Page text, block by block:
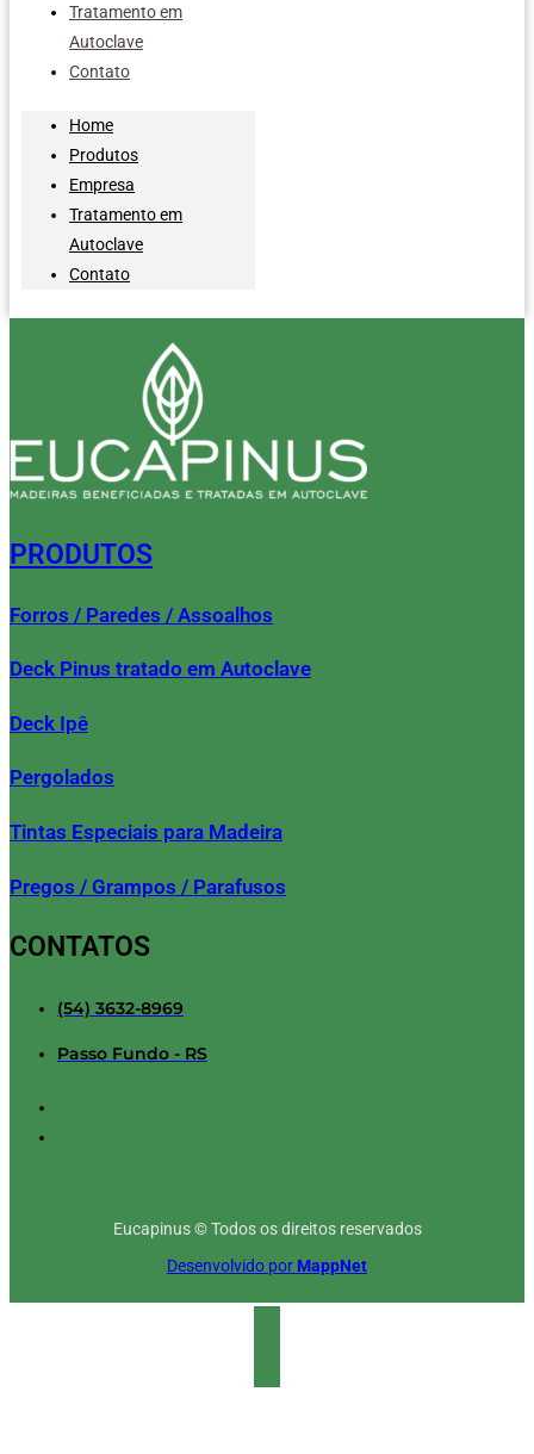
Tratamento em
Autoclave
Contato
Home
Produtos
Empresa
Tratamento em
Autoclave
Contato
PRODUTOS
Forros / Paredes / Assoalhos
Deck Pinus tratado em Autoclave
Deck Ipê
Pergolados
Tintas Especiais para Madeira
Pregos / Grampos / Parafusos
CONTATOS
(54) 3632-8969
Passo Fundo - RS
Eucapinus © Todos os direitos reservados
Desenvolvido por MappNet